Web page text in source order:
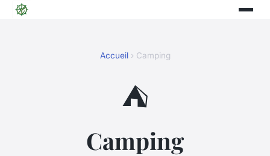
Accueil› Camping
⛺
Camping